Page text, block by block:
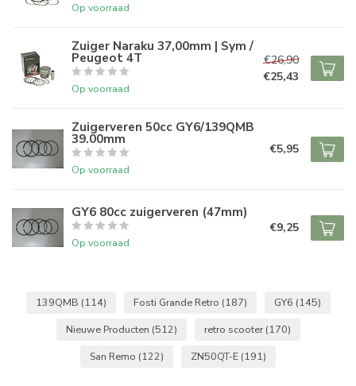
Op voorraad
Zuiger Naraku 37,00mm | Sym /
Peugeot 4T
Op voorraad
€26,90
€25,43
Zuigerveren 50cc GY6/139QMB
39.00mm
Op voorraad
€5,95
GY6 80cc zuigerveren (47mm)
Op voorraad
€9,25
139QMB (114) Fosti Grande Retro (187) GY6 (145)
Nieuwe Producten (512) retro scooter (170)
San Remo (122) ZN50QT-E (191)